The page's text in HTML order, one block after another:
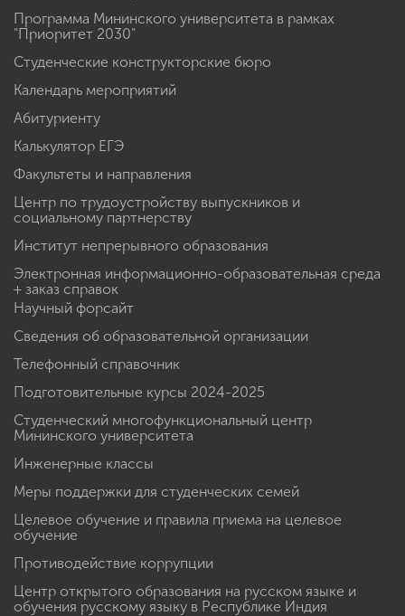
Программа Мининского университета в рамках
"Приоритет 2030"
Студенческие конструкторские бюро
Календарь мероприятий
Абитуриенту
Калькулятор ЕГЭ
Факультеты и направления
Центр по трудоустройству выпускников и
социальному партнерству
Институт непрерывного образования
Электронная информационно-образовательная среда
+ заказ справок
Научный форсайт
Сведения об образовательной организации
Телефонный справочник
Подготовительные курсы 2024-2025
Студенческий многофункциональный центр
Мининского университета
Инженерные классы
Меры поддержки для студенческих семей
Целевое обучение и правила приема на целевое
обучение
Противодействие коррупции
Центр открытого образования на русском языке и
обучения русскому языку в Республике Индия